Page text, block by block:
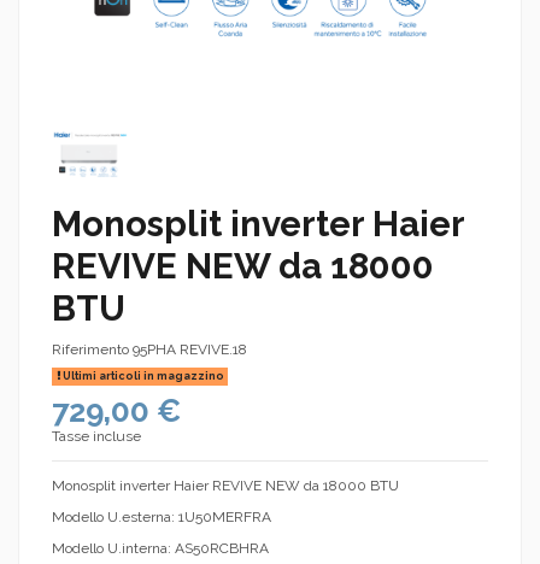
Monosplit inverter Haier
REVIVE NEW da 18000
BTU
Riferimento 95PHA REVIVE.18
Ultimi articoli in magazzino
729,00 €
Tasse incluse
Monosplit inverter Haier REVIVE NEW da 18000 BTU
Modello U.esterna: 1U50MERFRA
Modello U.interna: AS50RCBHRA